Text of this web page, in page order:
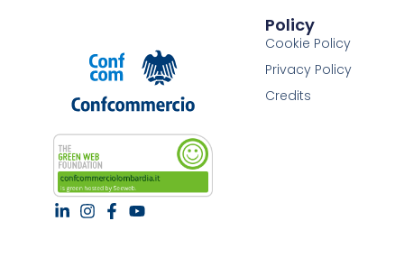
Policy
Cookie Policy
Privacy Policy
Credits